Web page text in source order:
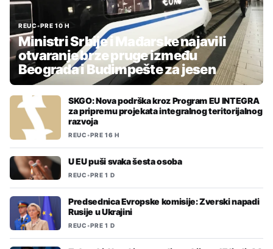
REUC•PRE 10 H
Ministri Srbije i Mađarske najavili
otvaranje brze pruge između
Beograda i Budimpešte za jesen
SKGO: Nova podrška kroz Program EU INTEGRA
za pripremu projekata integralnog teritorijalnog
razvoja
REUC•PRE 16 H
U EU puši svaka šesta osoba
REUC•PRE 1 D
Predsednica Evropske komisije: Zverski napadi
Rusije u Ukrajini
REUC•PRE 1 D